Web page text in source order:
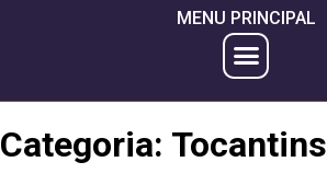
MENU PRINCIPAL
Categoria: Tocantins